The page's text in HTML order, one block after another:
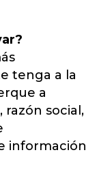
tenga a la
a
razón social,
información